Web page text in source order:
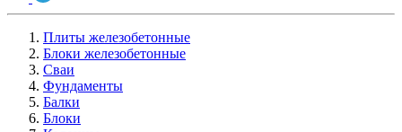
Плиты железобетонные
Блоки железобетонные
Сваи
Фундаменты
Балки
Блоки